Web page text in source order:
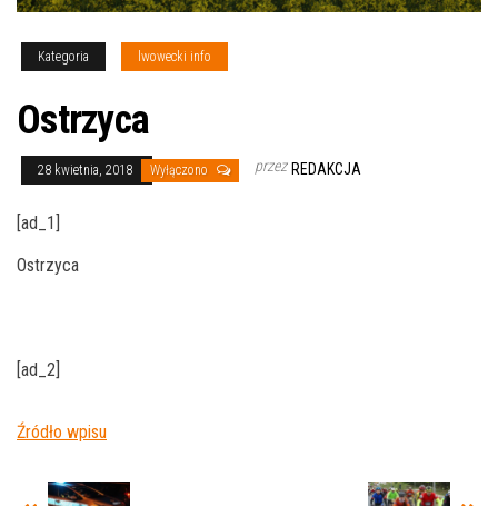
Kategoria lwowecki info
Ostrzyca
28 kwietnia, 2018 Wyłączono przez REDAKCJA
[ad_1]
Ostrzyca
[ad_2]
Źródło wpisu